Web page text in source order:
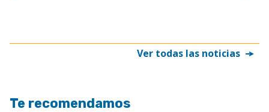
Ver todas las noticias
Te recomendamos